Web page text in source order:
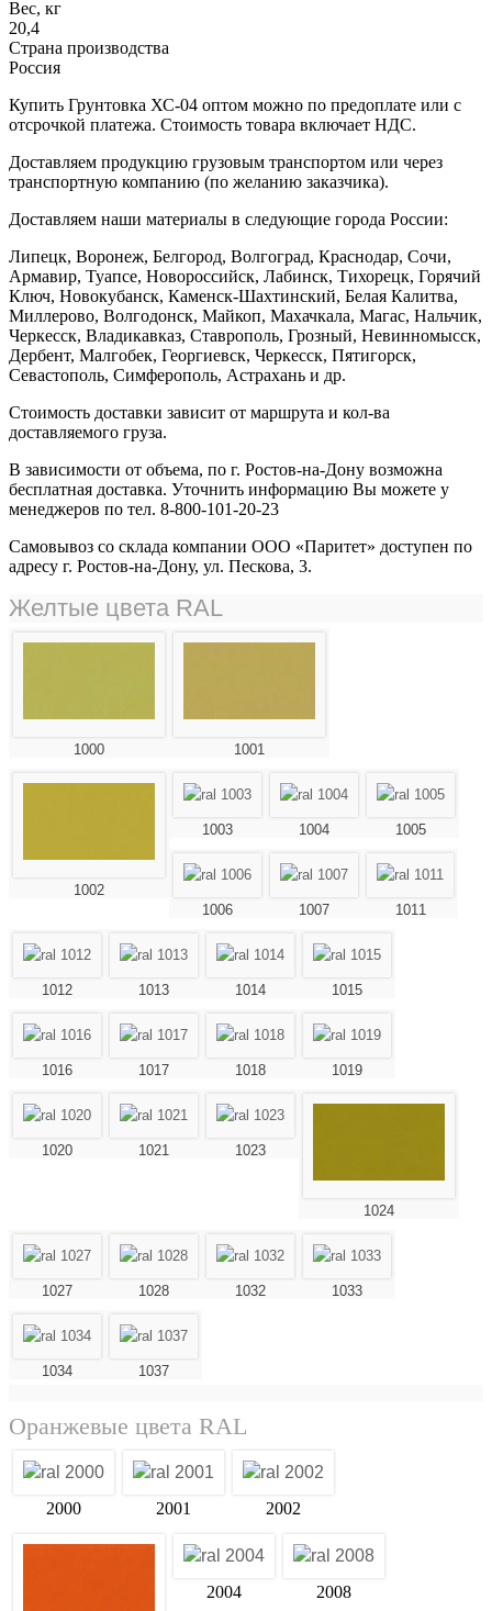
Вес, кг
20,4
Страна производства
Россия
Купить Грунтовка ХС-04 оптом можно по предоплате или с
отсрочкой платежа. Стоимость товара включает НДС.
Доставляем продукцию грузовым транспортом или через
транспортную компанию (по желанию заказчика).
Доставляем наши материалы в следующие города России:
Липецк, Воронеж, Белгород, Волгоград, Краснодар, Сочи,
Армавир, Туапсе, Новороссийск, Лабинск, Тихорецк, Горячий
Ключ, Новокубанск, Каменск-Шахтинский, Белая Калитва,
Миллерово, Волгодонск, Майкоп, Махачкала, Магас, Нальчик,
Черкесск, Владикавказ, Ставрополь, Грозный, Невинномысск,
Дербент, Малгобек, Георгиевск, Черкесск, Пятигорск,
Севастополь, Симферополь, Астрахань и др.
Стоимость доставки зависит от маршрута и кол-ва
доставляемого груза.
В зависимости от объема, по г. Ростов-на-Дону возможна
бесплатная доставка. Уточнить информацию Вы можете у
менеджеров по тел. 8-800-101-20-23
Самовывоз со склада компании ООО «Паритет» доступен по
адресу г. Ростов-на-Дону, ул. Пескова, 3.
Желтые цвета RAL
1000 1001
1002
1003 1004 1005
1006 1007 1011
1012 1013 1014 1015
1016 1017 1018 1019
1020 1021 1023
1024
1027 1028 1032 1033
1034 1037
Оранжевые цвета RAL
2000 2001 2002
2004 2008